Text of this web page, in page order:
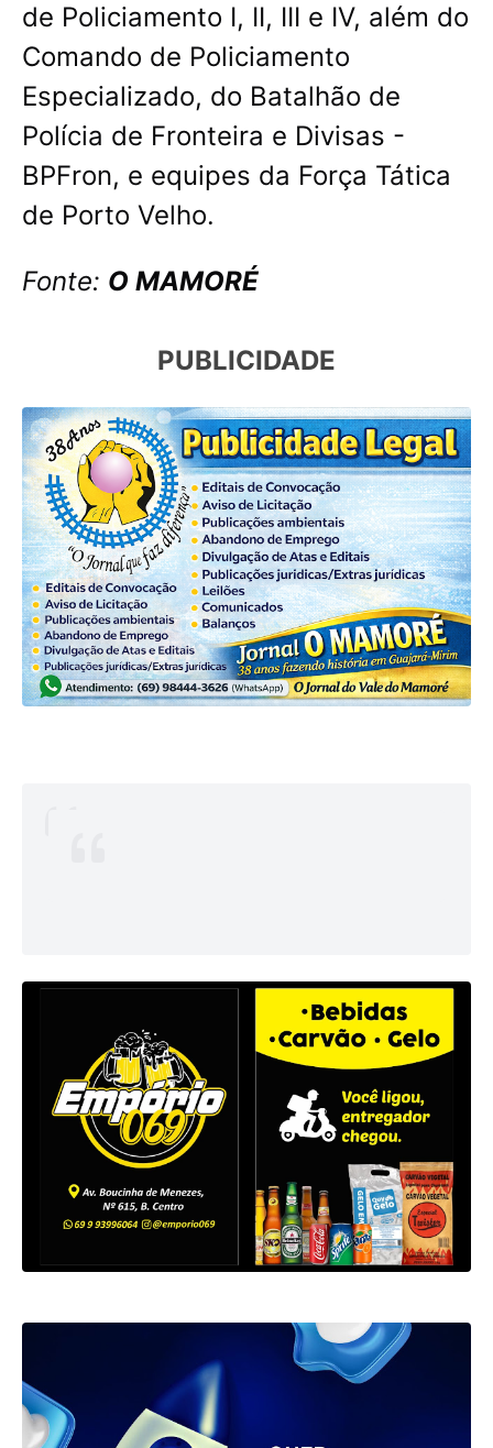
de Policiamento I, II, III e IV, além do
Comando de Policiamento
Especializado, do Batalhão de
Polícia de Fronteira e Divisas -
BPFron, e equipes da Força Tática
de Porto Velho.
Fonte: O MAMORÉ
PUBLICIDADE